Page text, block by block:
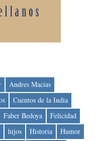
Andres Macias
Cuentos de la India
Faber Bedoya
Felicidad
hijos Historia
Humor